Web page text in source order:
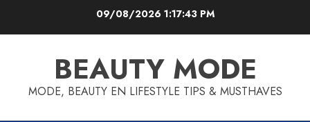
09/08/2026 1:17:43 PM
BEAUTY MODE
MODE, BEAUTY EN LIFESTYLE TIPS & MUSTHAVES